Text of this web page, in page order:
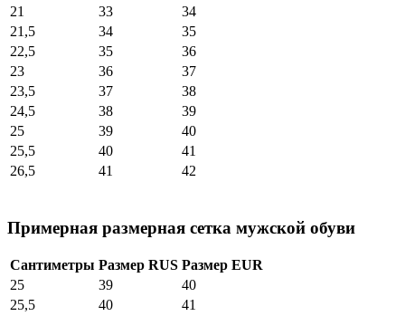
21
33
34
21,5
34
35
22,5
35
36
23
36
37
23,5
37
38
24,5
38
39
25
39
40
25,5
40
41
26,5
41 42
Примерная размерная сетка мужской обуви
Сантиметры Размер RUS Размер EUR
25
39
40
25,5
40
41